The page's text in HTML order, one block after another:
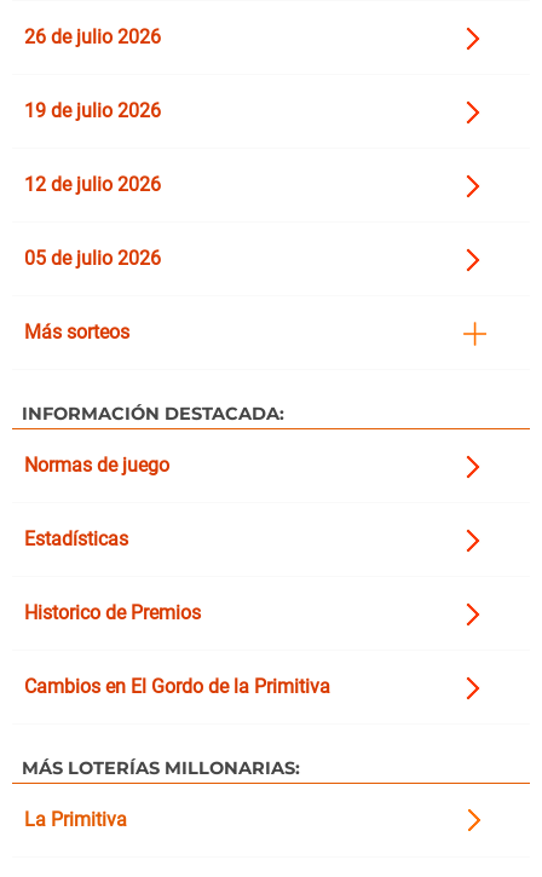
26 de julio 2026
19 de julio 2026
12 de julio 2026
05 de julio 2026
Más sorteos
INFORMACIÓN DESTACADA:
Normas de juego
Estadísticas
Historico de Premios
Cambios en El Gordo de la Primitiva
MÁS LOTERÍAS MILLONARIAS:
La Primitiva